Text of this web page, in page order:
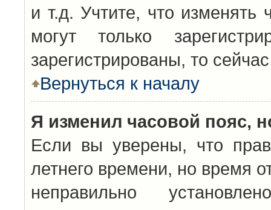
и т.д. Учтите, что изменять
могут только
зарегистрированы, то
Вернуться к началу
Я изменил часовой пояс,
Если вы уверены, что
летнего времени, но время
неправильно